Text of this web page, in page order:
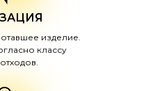
изделие.
классу